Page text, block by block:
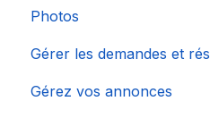
Photos
Gérer les demandes et
Gérez vos annonces